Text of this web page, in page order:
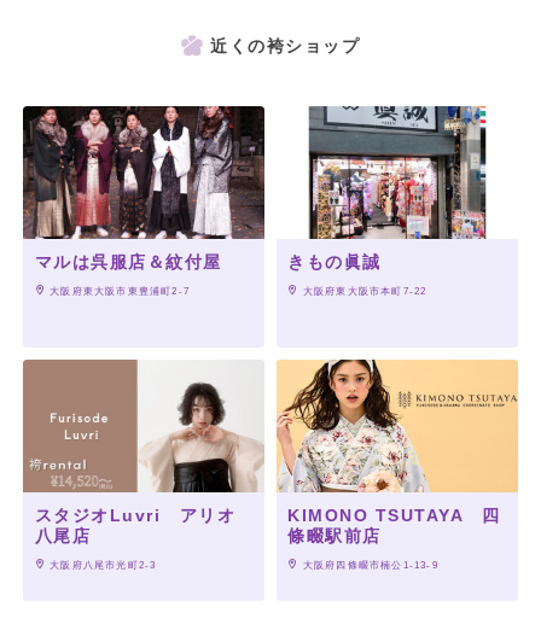
近くの袴ショップ
マルは呉服店＆紋付屋
大阪府東大阪市東豊浦町2-7
きもの眞誠
大阪府東大阪市本町7-22
スタジオLuvri アリオ
八尾店
大阪府八尾市光町2-3
KIMONO TSUTAYA 四
條畷駅前店
大阪府四條畷市楠公1-13-9